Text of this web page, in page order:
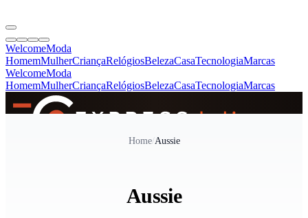
WelcomeModa
HomemMulherCriançaRelógiosBelezaCasaTecnologiaMarcas
WelcomeModa
HomemMulherCriançaRelógiosBelezaCasaTecnologiaMarcas
Home/Aussie
Aussie